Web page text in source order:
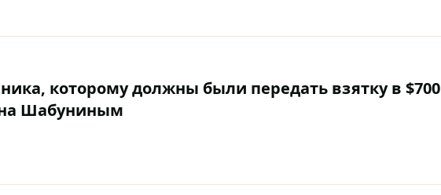
которому должны были передать взятку в $700
Шабуниным